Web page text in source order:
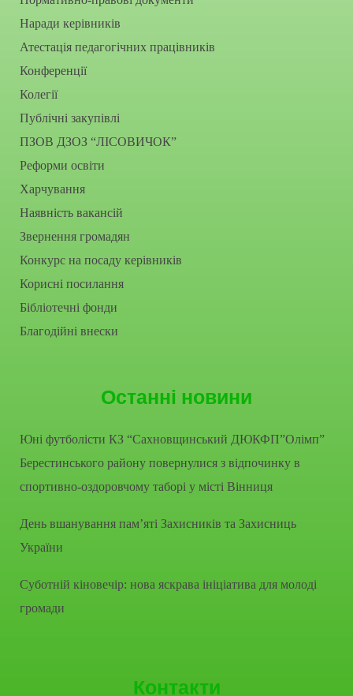
Наради керівників
Атестація педагогічних працівників
Конференції
Колегії
Публічні закупівлі
ПЗОВ ДЗОЗ “ЛІСОВИЧОК”
Реформи освіти
Харчування
Наявність вакансій
Звернення громадян
Конкурс на посаду керівників
Корисні посилання
Бібліотечні фонди
Благодійні внески
Останні новини
Юні футболісти КЗ “Сахновщинський ДЮКФП”Олімп”
Берестинського району повернулися з відпочинку в
спортивно-оздоровчому таборі у місті Вінниця
День вшанування пам’яті Захисників та Захисниць
України
Суботній кіновечір: нова яскрава ініціатива для молоді
громади
Контакти